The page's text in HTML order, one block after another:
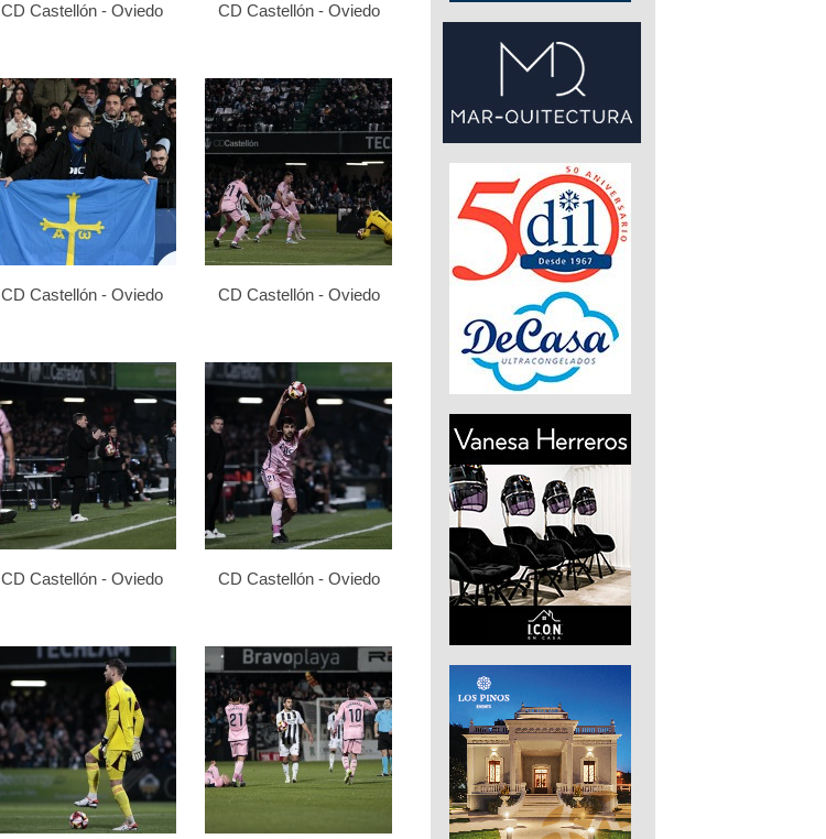
CD Castellón - Oviedo CD Castellón - Oviedo
CD Castellón - Oviedo CD Castellón - Oviedo
CD Castellón - Oviedo CD Castellón - Oviedo